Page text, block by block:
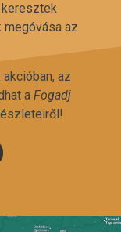
az
az
a Fogadj